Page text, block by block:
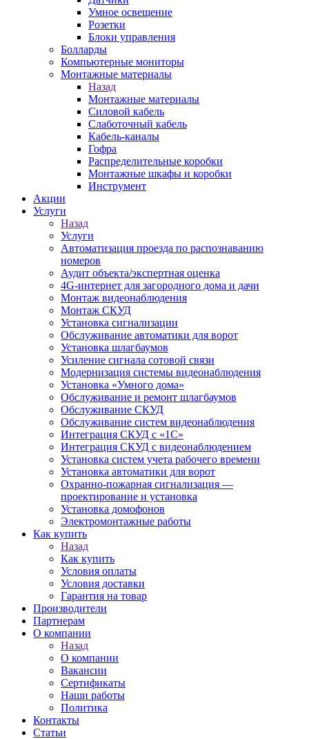
Умное освещение
Розетки
Блоки управления
Болларды
Компьютерные мониторы
Монтажные материалы
Назад
Монтажные материалы
Силовой кабель
Слаботочный кабель
Кабель-каналы
Гофра
Распределительные коробки
Монтажные шкафы и коробки
Инструмент
Акции
Услуги
Назад
Услуги
Автоматизация проезда по распознаванию
номеров
Аудит объекта/экспертная оценка
4G-интернет для загородного дома и дачи
Монтаж видеонаблюдения
Монтаж СКУД
Установка сигнализации
Обслуживание автоматики для ворот
Установка шлагбаумов
Усиление сигнала сотовой связи
Модернизация системы видеонаблюдения
Установка «Умного дома»
Обслуживание и ремонт шлагбаумов
Обслуживание СКУД
Обслуживание систем видеонаблюдения
Интеграция СКУД с «1С»
Интеграция СКУД с видеонаблюдением
Установка систем учета рабочего времени
Установка автоматики для ворот
Охранно-пожарная сигнализация —
проектирование и установка
Установка домофонов
Электромонтажные работы
Как купить
Назад
Как купить
Условия оплаты
Условия доставки
Гарантия на товар
Производители
Партнерам
О компании
Назад
О компании
Вакансии
Сертификаты
Наши работы
Политика
Контакты
Статьи